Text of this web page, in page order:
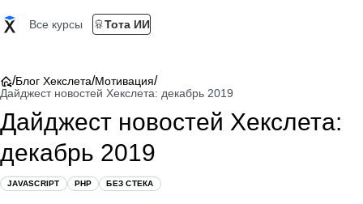
Все курсы Тота ИИ
/Блог Хекслета/Мотивация/
Дайджест новостей Хекслета: декабрь 2019
Дайджест новостей Хекслета:
декабрь 2019
JAVASCRIPT PHP БЕЗ СТЕКА